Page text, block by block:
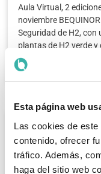
Esta página web
Las cookies de
contenido, ofrecer
tráfico. Además,
haga del sitio web
Aula Virtual, 2
noviembre
Seguridad de H2,
plantas de H2 verde
Leer más >>